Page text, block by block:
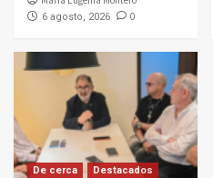
6 agosto, 2026 0
De cerca
Destacados